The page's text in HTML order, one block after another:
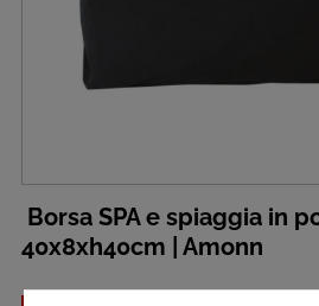
Borsa SPA e spiaggia in
40x8xh40cm | Amonn